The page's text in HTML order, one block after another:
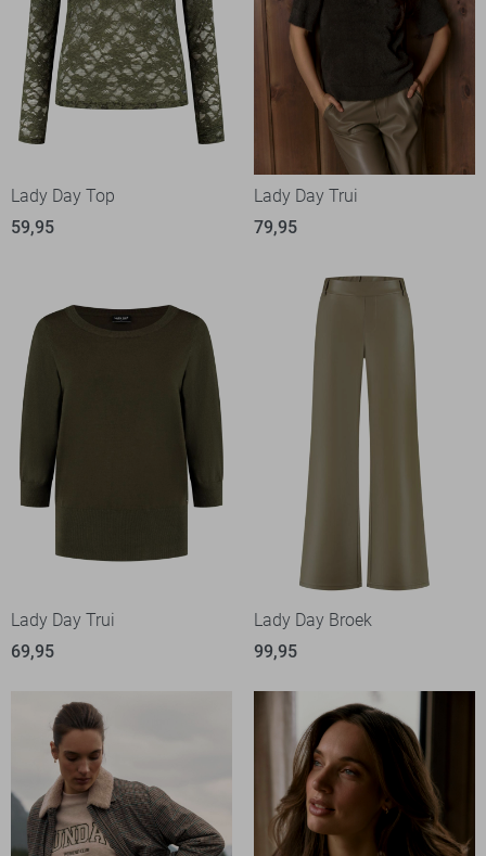
Lady Day Top
59,95
Lady Day Trui
79,95
Lady Day Trui
69,95
Lady Day Broek
99,95